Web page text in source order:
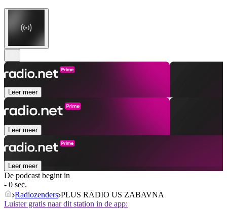
Leer meer
Leer meer
Leer meer
De podcast begint in
- 0 sec.
Radiozenders PLUS RADIO US ZABAVNA
Luister gratis naar dit station in de app: